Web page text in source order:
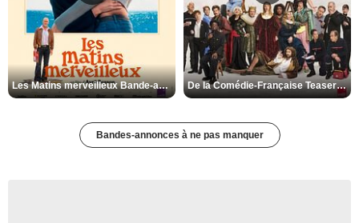
Les Matins merveilleux Bande-annonce VF De la Comédie-Française Teaser VF
Bandes-annonces à ne pas manquer